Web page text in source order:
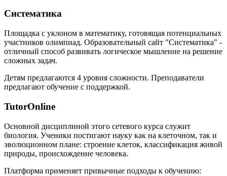
Систематика
Площадка с уклоном в математику, готовящая потенциальных
участников олимпиад. Образовательный сайт "Систематика" -
отличный способ развивать логическое мышление на решение
сложных задач.
Детям предлагаются 4 уровня сложности. Преподаватели
предлагают обучение с поддержкой.
TutorOnline
Основной дисциплиной этого сетевого курса служит
биология. Ученики постигают науку как на клеточном, так и
эволюционном плане: строение клеток, классификация живой
природы, происхождение человека.
Платформа применяет привычные подходы к обучению: